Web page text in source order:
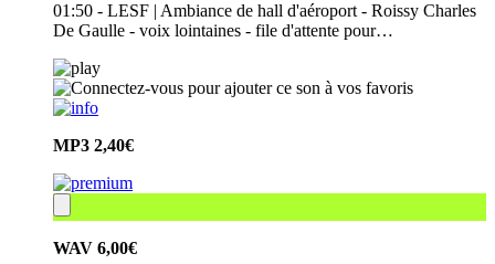
01:50 - LESF | Ambiance de hall d'aéroport - Roissy Charles
De Gaulle - voix lointaines - file d'attente pour…
MP3 2,40€
WAV 6,00€